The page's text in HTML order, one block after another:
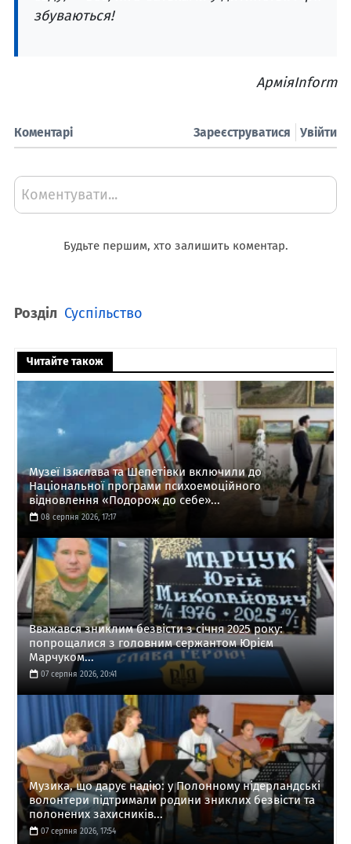
збуваються!
АрміяInform
Коментарі Увійти
Зареєструватися
Коментувати...
Будьте першим, хто залишить коментар.
Розділ Суспільство
Читайте також
Музеї Ізяслава та Шепетівки включили до
Національної програми психоемоційного
відновлення «Подорож до себе»...
08 серпня 2026, 17:17
Вважався зниклим безвісти з січня 2025 року:
попрощалися з головним сержантом Юрієм
Марчуком...
07 серпня 2026, 20:41
Музика, що дарує надію: у Полонному нідерландські
волонтери підтримали родини зниклих безвісти та
полонених захисників...
07 серпня 2026, 17:54